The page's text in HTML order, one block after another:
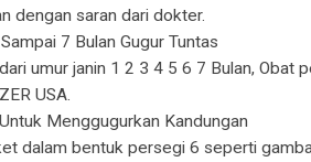
dengan saran dari dokter.
7 Bulan Gugur Tuntas
umur janin 1 2 3 4 5 6 7 Bulan,
USA.
Menggugurkan Kandungan
dalam bentuk persegi 6 seperti